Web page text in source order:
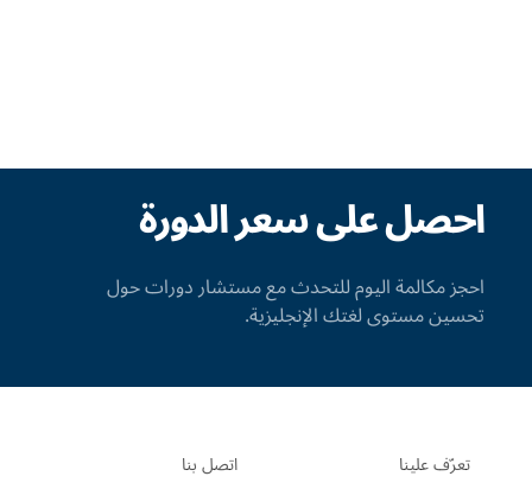
احصل على سعر الدورة
احجز مكالمة اليوم للتحدث مع مستشار دورات حول
تحسين مستوى لغتك الإنجليزية.
تعرّف علينا
اتصل بنا